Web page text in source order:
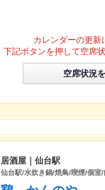
カレンダーの更新
下記ボタンを押して空席
空席状況
居酒屋｜仙台駅
仙台駅/水炊き鍋/焼鳥/喫煙/個室